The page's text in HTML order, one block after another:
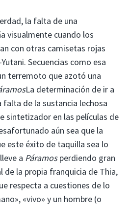
la falta de una
visualmente cuando los
con otras camisetas rojas
Secuencias como esa
terremoto que azotó una
La determinación de ir a
de la sustancia lechosa
sintetizador en las películas de
aún sea que la
este éxito de taquilla sea lo
a Páramosperdiendo gran
de la propia franquicia de Thia,
respecta a cuestiones de lo
«vivo» y un hombre (o